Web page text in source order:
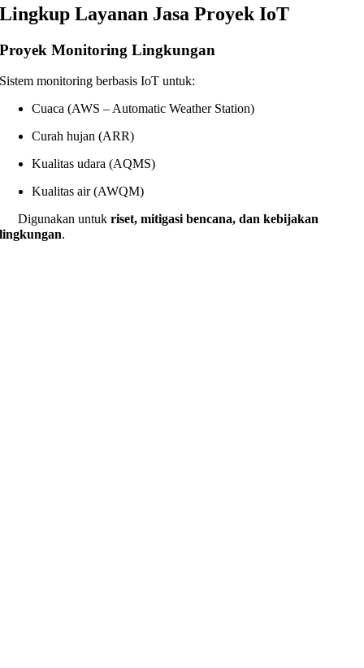
Lingkup Layanan Jasa Proyek IoT
Proyek Monitoring Lingkungan
Sistem monitoring berbasis IoT untuk:
Cuaca (AWS – Automatic Weather Station)
Curah hujan (ARR)
Kualitas udara (AQMS)
Kualitas air (AWQM)
Digunakan untuk riset, mitigasi bencana, dan kebijakan
lingkungan.